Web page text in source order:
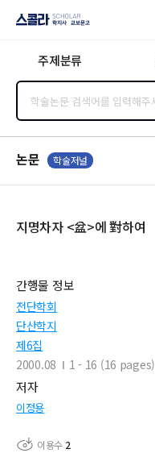
지사·교보문고
주제분류
논문 학술저널
지명차자 <盆>에 對하여
간행물 정보
전단학회
단산학지
제6집
2000.08
1 - 16 (16 pages)
저자
이정용
이용수 2